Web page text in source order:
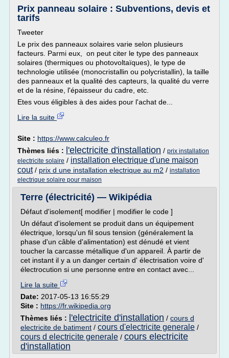
Prix panneau solaire : Subventions, devis et
tarifs
Tweeter
Le prix des panneaux solaires varie selon plusieurs
facteurs. Parmi eux, on peut citer le type des panneaux
solaires (thermiques ou photovoltaïques), le type de
technologie utilisée (monocristallin ou polycristallin), la taille
des panneaux et la qualité des capteurs, la qualité du verre
et de la résine, l'épaisseur du cadre, etc.
Etes vous éligibles à des aides pour l'achat de...
Lire la suite
Site : https://www.calculeo.fr
Thèmes liés :
l'electricite d'installation / prix installation
electricite solaire / installation electrique d'une maison
cout/ prix d une installation electrique au m2 / installation
electrique solaire pour maison
Terre (électricité) — Wikipédia
Défaut d'isolement[ modifier | modifier le code ]
Un défaut d'isolement se produit dans un équipement
électrique, lorsqu'un fil sous tension (généralement la
phase d'un câble d'alimentation) est dénudé et vient
toucher la carcasse métallique d'un appareil. À partir de
cet instant il y a un danger certain d' électrisation voire d'
électrocution si une personne entre en contact avec...
Lire la suite
Date: 2017-05-13 16:55:29
Site : https://fr.wikipedia.org
Thèmes liés :
l'electricite d'installation / cours d
electricite de batiment / cours d'electricite generale /
cours d electricite generale / cours electricite
d'installation